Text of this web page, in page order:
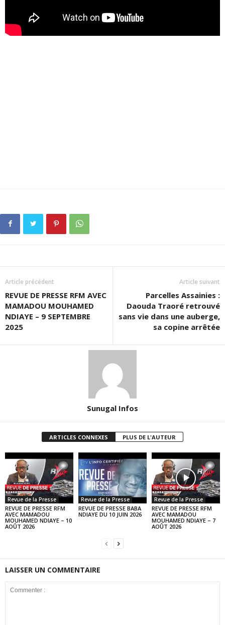
Article précédent
REVUE DE PRESSE RFM AVEC
MAMADOU MOUHAMED
NDIAYE – 9 SEPTEMBRE
2025
Article suivant
Parcelles Assainies :
Daouda Traoré retrouvé
sans vie dans une auberge,
sa copine arrêtée
Sunugal Infos
ARTICLES CONNEXES PLUS DE L'AUTEUR
Revue de la Presse
REVUE DE PRESSE RFM
AVEC MAMADOU
MOUHAMED NDIAYE – 10
AOÛT 2026
Revue de la Presse
REVUE DE PRESSE BABA
NDIAYE DU 10 JUIN 2026
Revue de la Presse
REVUE DE PRESSE RFM
AVEC MAMADOU
MOUHAMED NDIAYE – 7
AOÛT 2026
LAISSER UN COMMENTAIRE